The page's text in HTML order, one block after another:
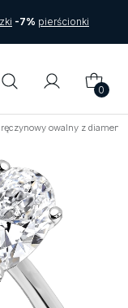
-7% pierścionki
0
owalny z